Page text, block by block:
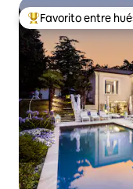
De los mejores en
Favorito entre